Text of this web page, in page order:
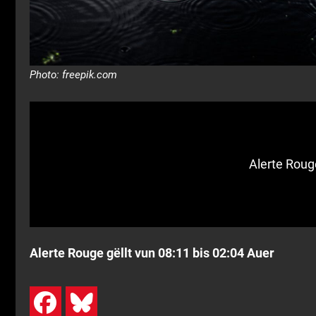
Photo: freepik.com
Alerte
Alerte Rouge gëllt vun 08:11 bis 02:04 Auer